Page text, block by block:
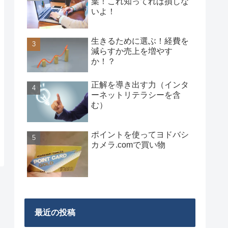
いよ！
生きるために選ぶ！経費を
減らすか売上を増やす
か！？
正解を導き出す力（インタ
ーネットリテラシーを含
む）
ポイントを使ってヨドバシ
カメラ.comで買い物
最近の投稿